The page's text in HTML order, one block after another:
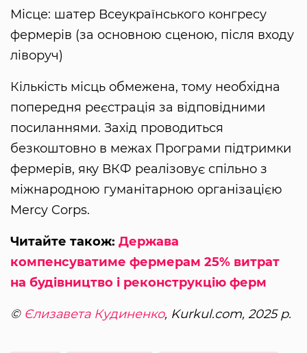
Місце: шатер Всеукраїнського конгресу
фермерів (за основною сценою, після входу
ліворуч)
Кількість місць обмежена, тому необхідна
попередня реєстрація за відповідними
посиланнями. Захід проводиться
безкоштовно в межах Програми підтримки
фермерів, яку ВКФ реалізовує спільно з
міжнародною гуманітарною організацією
Mercy Corps.
Читайте також: Держава
компенсуватиме фермерам 25% витрат
на будівництво і реконструкцію ферм
© Єлизавета Кудиненко, Kurkul.com, 2025 р.